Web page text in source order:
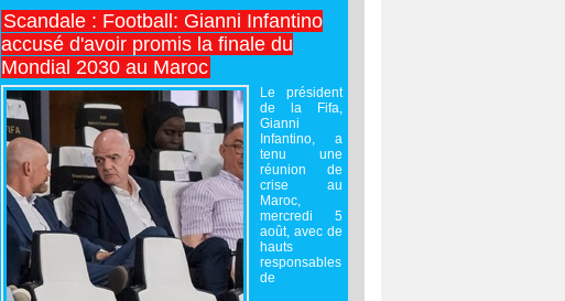
Scandale : Football: Gianni Infantino
accusé d'avoir promis la finale du
Mondial 2030 au Maroc
Le président
de la Fifa,
Gianni
Infantino, a
tenu une
réunion de
crise au
Maroc,
mercredi 5
août, avec de
hauts
responsables
de